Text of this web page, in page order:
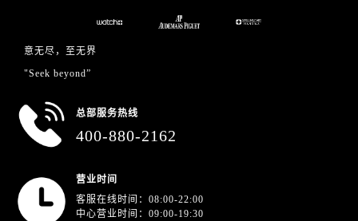
意无尽，至无界
"Seek beyond”
总部服务热线
400-880-2162
营业时间
客服在线时间：08:00-22:00
中心营业时间：09:00-19:30